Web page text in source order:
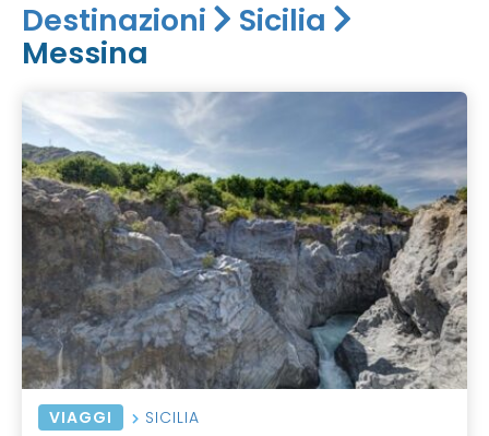
Destinazioni
Sicilia
Messina
VIAGGI SICILIA